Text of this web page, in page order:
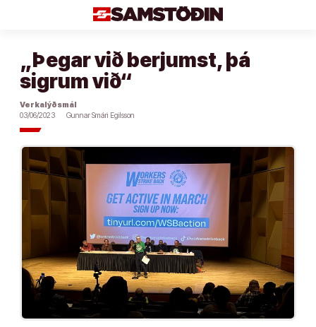
„Þegar við berjumst, þá
sigrum við“
Verkalýðsmál
03/06/2023
Gunnar Smári Egilsson